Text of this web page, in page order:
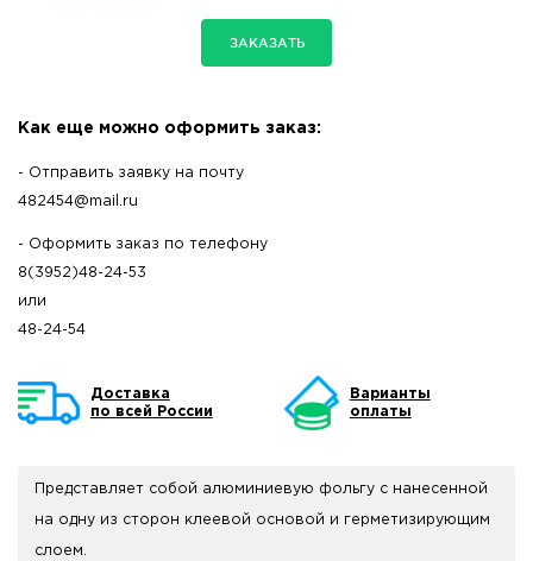
ЗАКАЗАТЬ
Как еще можно оформить заказ:
- Отправить заявку на почту
482454@mail.ru
- Оформить заказ по телефону
8(3952)48-24-53
или
48-24-54
Доставка
по всей России
Варианты
оплаты
Представляет собой алюминиевую фольгу с нанесенной
на одну из сторон клеевой основой и герметизирующим
слоем.